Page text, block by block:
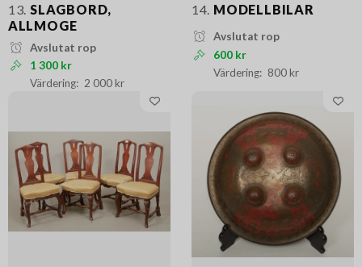
13. SLAGBORD,
ALLMOGE
Avslutat rop
1 300 kr
2 000 kr
14. MODELLBILAR
Avslutat rop
600 kr
800 kr